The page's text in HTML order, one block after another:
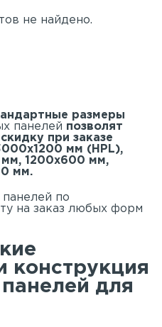
не найдено.
размеры
панелей позволят
при заказе
мм (HPL),
1200х600 мм,
мм.
по
на заказ любых форм
конструкция
для